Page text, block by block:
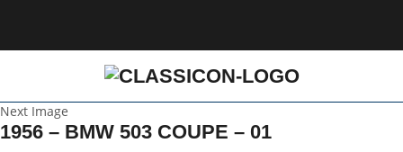
Next Image
1956 – BMW 503 COUPE – 01